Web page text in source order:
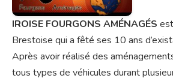
IROISE FOURGONS AMÉNAGÉS
Brestoise qui a fêté ses 10 ans
Après avoir réalisé des
tous types de véhicules durant